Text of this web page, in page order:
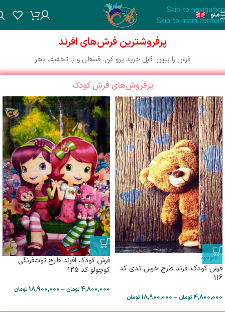
Skip to navigation
Skip to main content
منو
پرفروشترین فرش‌های افرند
فرش را ببین، قبل خرید پرو کن، قسطی و با تخفیف بخر
پرفروش‌های فرش کودک
ناموجود
فرش کودک افرند طرح خرس تدی کد
116
4,800,000 تومان–
18,900,000 تومان
فرش کودک افرند طرح توت‌فرنگی
کوچولو کد 125
4,800,000 تومان–
18,900,000 تومان